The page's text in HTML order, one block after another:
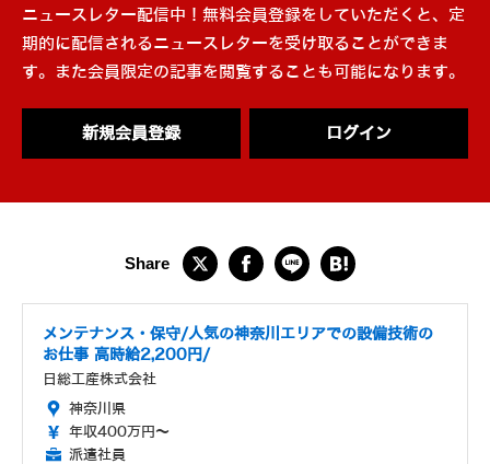
ニュースレター配信中！無料会員登録をしていただくと、定
期的に配信されるニュースレターを受け取ることができま
す。また会員限定の記事を閲覧することも可能になります。
新規会員登録 ログイン
メンテナンス・保守/人気の神奈川エリアでの設備技術の
お仕事 高時給2,200円/
日総工産株式会社
神奈川県
年収400万円～
派遣社員